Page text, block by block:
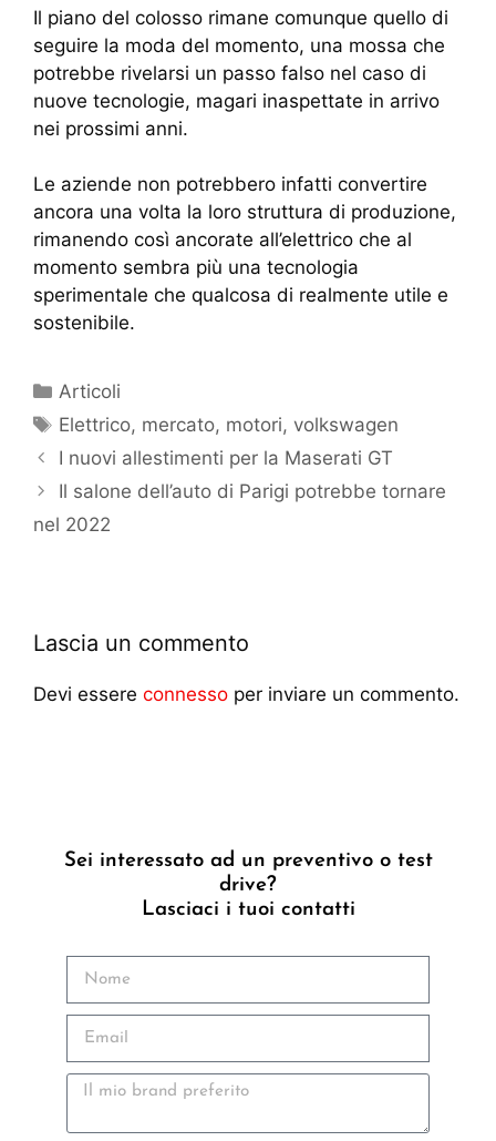
Il piano del colosso rimane comunque quello di
seguire la moda del momento, una mossa che
potrebbe rivelarsi un passo falso nel caso di
nuove tecnologie, magari inaspettate in arrivo
nei prossimi anni.
Le aziende non potrebbero infatti convertire
ancora una volta la loro struttura di produzione,
rimanendo così ancorate all’elettrico che al
momento sembra più una tecnologia
sperimentale che qualcosa di realmente utile e
sostenibile.
Articoli
Elettrico, mercato, motori, volkswagen
I nuovi allestimenti per la Maserati GT
Il salone dell’auto di Parigi potrebbe tornare
nel 2022
Lascia un commento
Devi essere connesso per inviare un commento.
Sei interessato ad un preventivo o test
drive?
Lasciaci i tuoi contatti